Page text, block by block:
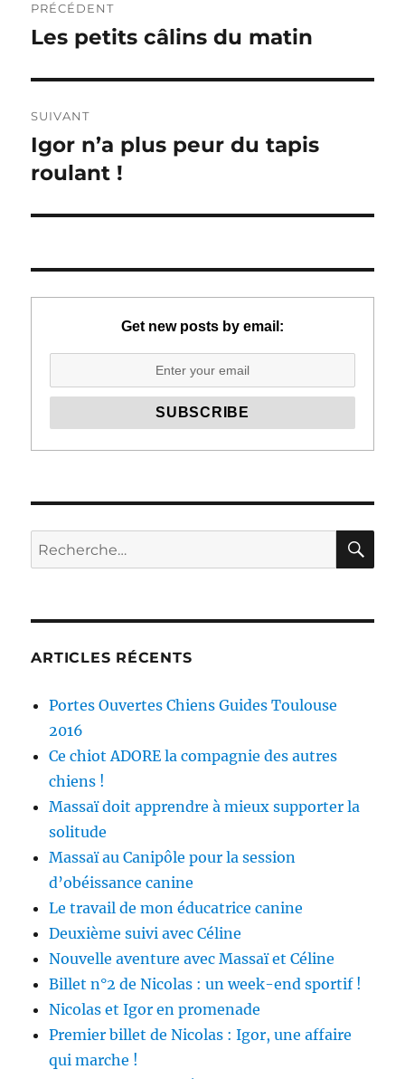
de
PRÉCÉDENT
Publication
Les petits câlins du matin
SUIVANT
Publication
suivante :
Igor n’a plus peur du tapis
roulant !
Get new posts by email:
Recherche
pour :
ARTICLES RÉCENTS
Portes Ouvertes Chiens Guides Toulouse
2016
Ce chiot ADORE la compagnie des autres
chiens !
Massaï doit apprendre à mieux supporter la
solitude
Massaï au Canipôle pour la session
d’obéissance canine
Le travail de mon éducatrice canine
Deuxième suivi avec Céline
Nouvelle aventure avec Massaï et Céline
Billet n°2 de Nicolas : un week-end sportif !
Nicolas et Igor en promenade
Premier billet de Nicolas : Igor, une affaire
qui marche !